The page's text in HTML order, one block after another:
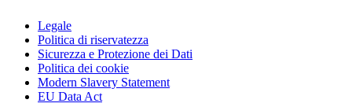
Legale
Politica di riservatezza
Sicurezza e Protezione dei Dati
Politica dei cookie
Modern Slavery Statement
EU Data Act